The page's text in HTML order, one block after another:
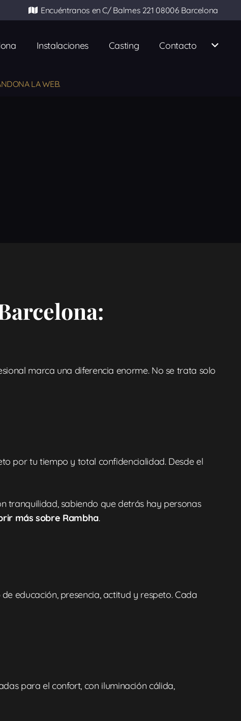
Encuéntranos en C/ Balmes 221 08006 Barcelona
Instalaciones Casting Contacto
LA WEB.
marca una diferencia enorme. No se trata solo
por tu tiempo y total confidencialidad. Desde el
tranquilidad, sabiendo que detrás hay personas
más sobre Rambha.
educación, presencia, actitud y respeto. Cada
para el confort, con iluminación cálida,